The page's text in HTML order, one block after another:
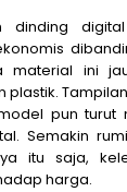
dinding
material ini
plastik.
pun turut
Semakin
itu saja,
harga.